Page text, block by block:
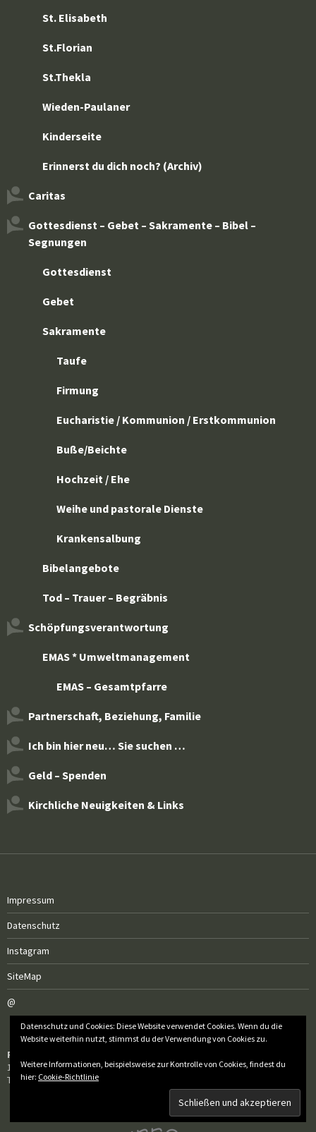
St. Elisabeth
St.Florian
St.Thekla
Wieden-Paulaner
Kinderseite
Erinnerst du dich noch? (Archiv)
Caritas
Gottesdienst – Gebet – Sakramente – Bibel –
Segnungen
Gottesdienst
Gebet
Sakramente
Taufe
Firmung
Eucharistie / Kommunion / Erstkommunion
Buße/Beichte
Hochzeit / Ehe
Weihe und pastorale Dienste
Krankensalbung
Bibelangebote
Tod – Trauer – Begräbnis
Schöpfungsverantwortung
EMAS * Umweltmanagement
EMAS – Gesamtpfarre
Partnerschaft, Beziehung, Familie
Ich bin hier neu… Sie suchen …
Geld – Spenden
Kirchliche Neuigkeiten & Links
Impressum
Datenschutz
Instagram
SiteMap
@
Röm.-kath. Pfarre zur Frohen Botschaft
1040 Wien, Belvederegasse 25
Tel.: 01 / 505 50 60
Datenschutz und Cookies: Diese Website verwendet Cookies. Wenn du die
Website weiterhin nutzt, stimmst du der Verwendung von Cookies zu.
Weitere Informationen, beispielsweise zur Kontrolle von Cookies, findest du
hier: Cookie-Richtlinie